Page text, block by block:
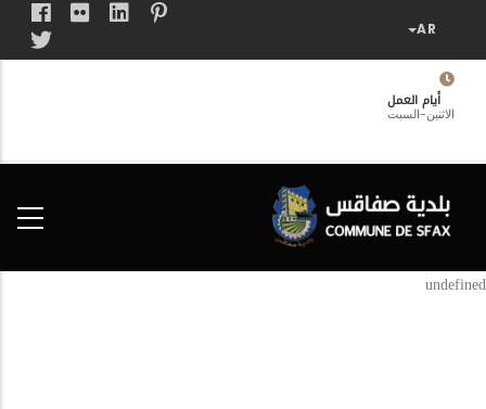
المحتوى
الرئيسيأيام العمل
الاثنين-السبت
undefined